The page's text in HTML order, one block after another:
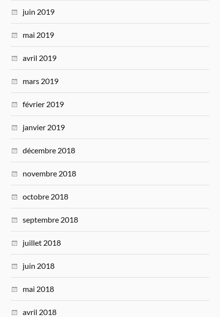
juin 2019
mai 2019
avril 2019
mars 2019
février 2019
janvier 2019
décembre 2018
novembre 2018
octobre 2018
septembre 2018
juillet 2018
juin 2018
mai 2018
avril 2018